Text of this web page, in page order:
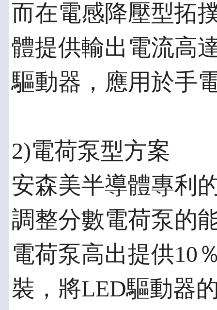
而在電感降壓型拓
體提供輸出電流高
驅動器，應用於手
2)電荷泵型方案
安森美半導體專利
調整分數電荷泵的
電荷泵高出提供10
裝，將LED驅動器